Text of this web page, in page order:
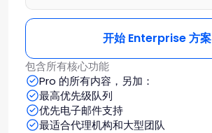
开始 Enterprise 方案
包含所有核心功能
Pro 的所有内容，另加：
最高优先级队列
优先电子邮件支持
最适合代理机构和大型团队